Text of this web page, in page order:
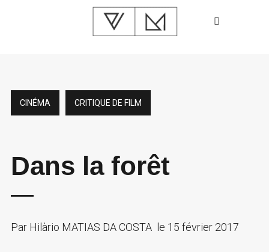
CINÉMA CRITIQUE DE FILM
Dans la forêt
ParHilàrio MATIAS DA COSTA le 15 février 2017